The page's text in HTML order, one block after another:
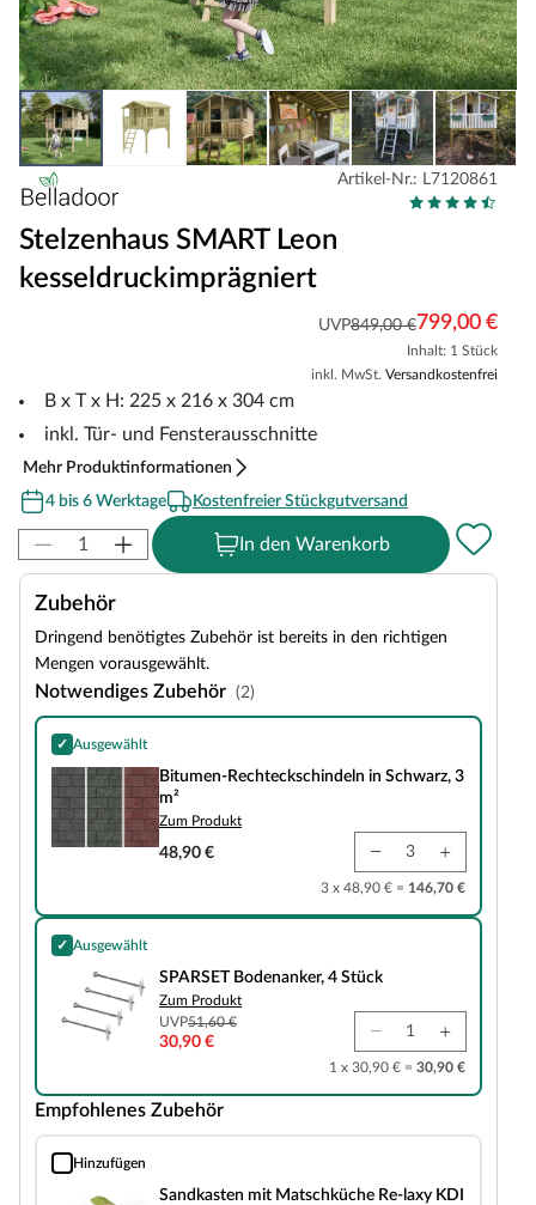
Artikel-Nr.: L7120861
Stelzenhaus SMART Leon
kesseldruckimprägniert
UVP849,00 €799,00 €
Inhalt: 1 Stück
inkl. MwSt. Versandkostenfrei
B x T x H: 225 x 216 x 304 cm
inkl. Tür- und Fensterausschnitte
Mehr Produktinformationen
4 bis 6 Werktage
Kostenfreier Stückgutversand
In den Warenkorb
Zubehör
Dringend benötigtes Zubehör ist bereits in den richtigen
Mengen vorausgewählt.
Notwendiges Zubehör (2)
✓ Ausgewählt
Bitumen-Rechteckschindeln in Schwarz, 3 m²
Bitumen-Rechteckschindeln in Schwarz, 3
m²
Zum Produkt
48,90 €
3 x 48,90 € = 146,70 €
✓ Ausgewählt
SPARSET Bodenanker, 4 Stück
SPARSET Bodenanker, 4 Stück
Zum Produkt
UVP51,60 €
30,90 €
1 x 30,90 € = 30,90 €
Empfohlenes Zubehör
Hinzufügen
Sandkasten mit Matschküche Re-laxy KDI
Sandkasten mit Matschküche Re-laxy KDI